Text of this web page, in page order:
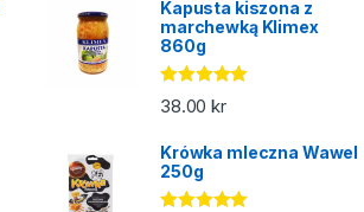
Kapusta kiszona z
marchewką Klimex
860g
Oceniono
5.00na 5
38.00kr
Krówka mleczna Wawel
250g